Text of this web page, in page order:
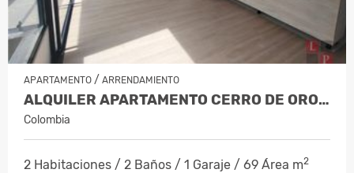
APARTAMENTO / ARRENDAMIENTO
ALQUILER APARTAMENTO CERRO DE ORO,…
Colombia
2 Habitaciones / 2 Baños / 1 Garaje / 69 Área m2